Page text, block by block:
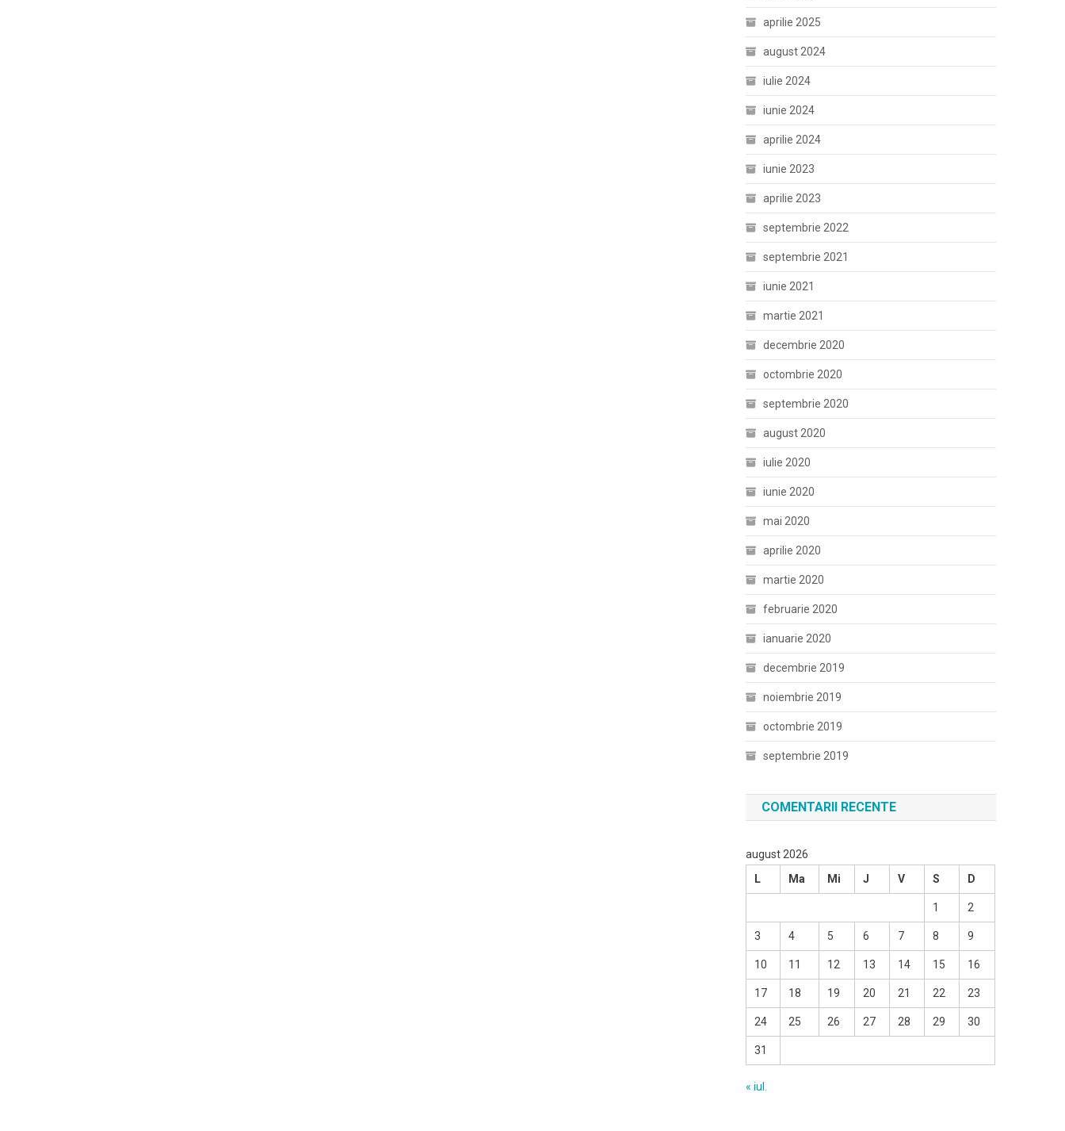
aprilie 2025
august 2024
iulie 2024
iunie 2024
aprilie 2024
iunie 2023
aprilie 2023
septembrie 2022
septembrie 2021
iunie 2021
martie 2021
decembrie 2020
octombrie 2020
septembrie 2020
august 2020
iulie 2020
iunie 2020
mai 2020
aprilie 2020
martie 2020
februarie 2020
ianuarie 2020
decembrie 2019
noiembrie 2019
octombrie 2019
septembrie 2019
COMENTARII RECENTE
august 2026
L
Ma Mi J V S D
1 2
3 4 5 6 7 8 9
10 11 12 13 14 15 16
17 18 19 20 21 22 23
24 25 26 27 28 29 30
31
« iul.